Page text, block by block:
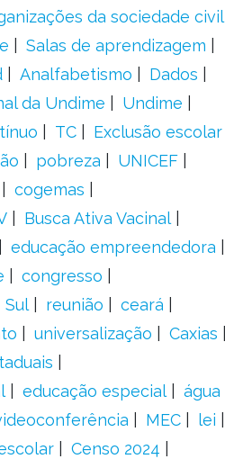
da sociedade civil
Salas de aprendizagem
Analfabetismo
Dados
da Undime
Undime
TC
Exclusão escolar
pobreza
UNICEF
cogemas
Busca Ativa Vacinal
educação empreendedora
congresso
Sul reunião
ceará
universalização
Caxias
educação especial
água
MEC
lei
Censo 2024